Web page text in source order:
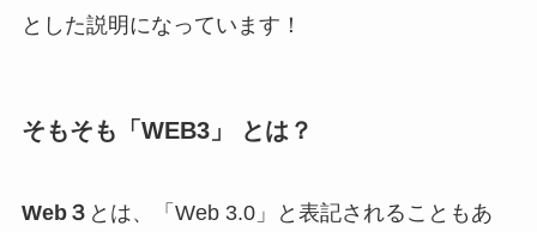
とした説明になっています！
そもそも「WEB3」 とは？
Web３ とは、「Web 3.0」と表記されることもあ